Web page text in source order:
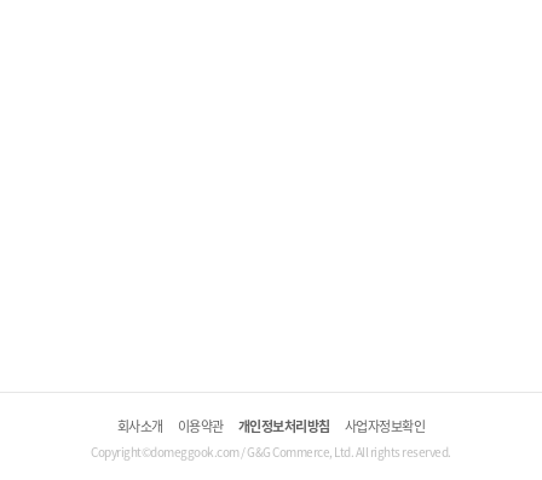
회사소개 이용약관 개인정보처리방침 사업자정보확인
Copyright©domeggook.com / G&G Commerce, Ltd. All rights reserved.